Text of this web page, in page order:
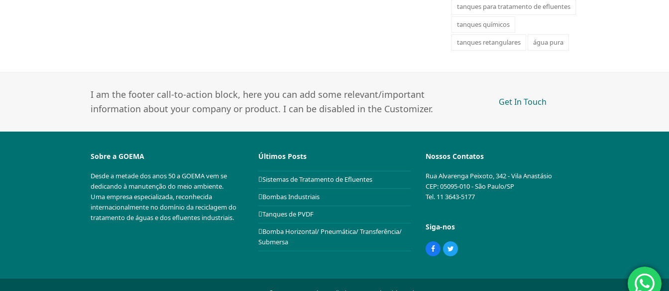
tanques para tratamento de efluentes
tanques químicos
tanques retangulares
água pura
I am the footer call-to-action block, here you can add some relevant/important
information about your company or product. I can be disabled in the Customizer.
Get In Touch
Sobre a GOEMA
Desde a metade dos anos 50 a GOEMA vem se
dedicando à manutenção do meio ambiente.
Uma empresa especializada, reconhecida
internacionalmente no domínio da reciclagem do
tratamento de águas e dos efluentes industriais.
Últimos Posts
Sistemas de Tratamento de Efluentes
Bombas Industriais
Tanques de PVDF
Bomba Horizontal/ Pneumática/ Transferência/
Submersa
Nossos Contatos
Rua Alvarenga Peixoto, 342 - Vila Anastásio
CEP: 05095-010 - São Paulo/SP
Tel. 11 3643-5177
Siga-nos
FacebookTwitter